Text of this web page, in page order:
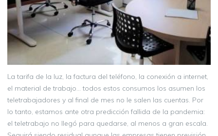
La tarifa de la luz, la factura del teléfono, la conexión a internet,
el material de trabajo… todos estos consumos los asumen los
teletrabajadores y al final de mes no le salen las cuentas. Por
lo tanto, estamos ante otra predicción fallida de la pandemia:
el teletrabajo no llegó para quedarse, al menos a gran escala.